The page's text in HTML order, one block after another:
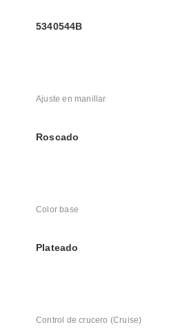
5340544B
Ajuste en manillar
Roscado
Color base
Plateado
Control de crucero (Cruise)